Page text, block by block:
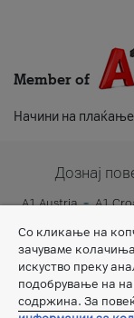
Member of
Начини на плаќање
Дознај
A1 Austria A1
Со кликање на
зачуваме
искуство преку
подобрување на
содржина. За